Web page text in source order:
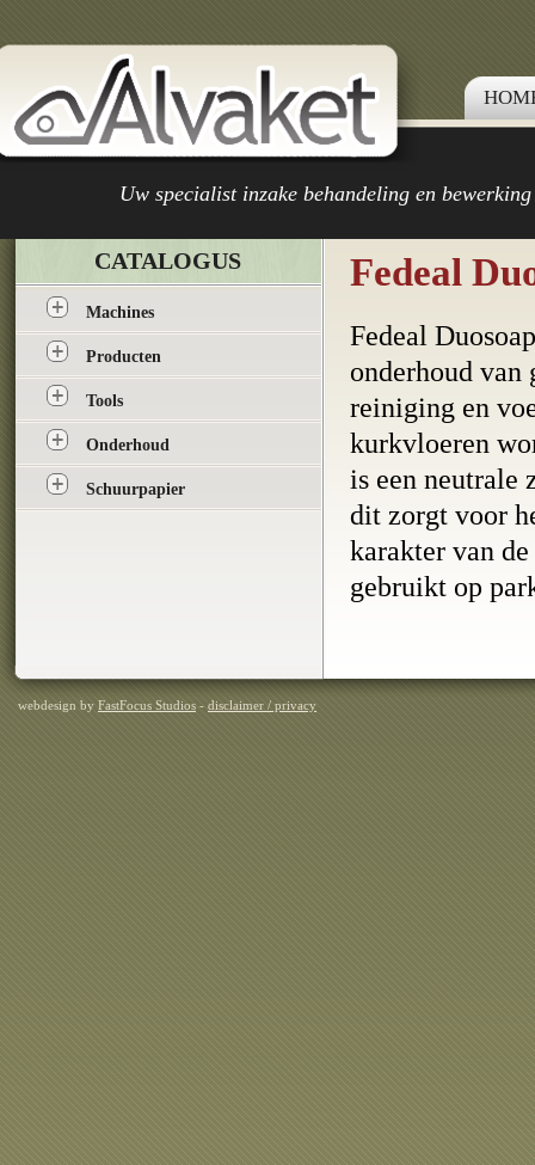
Uw specialist inzake behandeling en
CATALOGUS
Machines
Producten
Tools
Onderhoud
Schuurpapier
Fedeal
Fedeal
onderhoud van
reiniging en
kurkvloeren
is een neutrale
dit zorgt voor
karakter van
gebruikt op
webdesign by FastFocus Studios - disclaimer / privacy